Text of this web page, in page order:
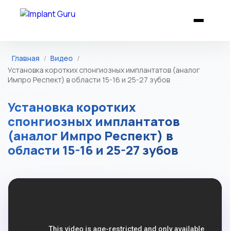
Главная / Видео /
Установка коротких спонгиозных имплантатов (аналог
Импро Респект) в области 15-16 и 25-27 зубов
Установка коротких
спонгиозных имплантатов
(аналог Импро Респект) в
области 15-16 и 25-27 зубов